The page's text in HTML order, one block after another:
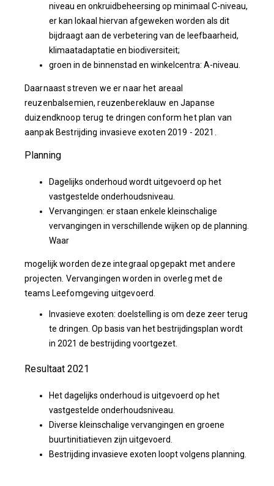
niveau en onkruidbeheersing op minimaal C-niveau,
er kan lokaal hiervan afgeweken worden als dit
bijdraagt aan de verbetering van de leefbaarheid,
klimaatadaptatie en biodiversiteit;
groen in de binnenstad en winkelcentra: A-niveau.
Daarnaast streven we er naar het areaal
reuzenbalsemien, reuzenbereklauw en Japanse
duizendknoop terug te dringen conform het plan van
aanpak Bestrijding invasieve exoten 2019 - 2021.
Planning
Dagelijks onderhoud wordt uitgevoerd op het
vastgestelde onderhoudsniveau.
Vervangingen: er staan enkele kleinschalige
vervangingen in verschillende wijken op de planning.
Waar
mogelijk worden deze integraal opgepakt met andere
projecten. Vervangingen worden in overleg met de
teams Leefomgeving uitgevoerd.
Invasieve exoten: doelstelling is om deze zeer terug
te dringen. Op basis van het bestrijdingsplan wordt
in 2021 de bestrijding voortgezet.
Resultaat 2021
Het dagelijks onderhoud is uitgevoerd op het
vastgestelde onderhoudsniveau.
Diverse kleinschalige vervangingen en groene
buurtinitiatieven zijn uitgevoerd.
Bestrijding invasieve exoten loopt volgens planning.